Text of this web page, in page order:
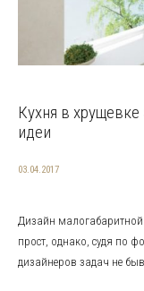
Кухня в
идеи
03.04.2017
Дизайн
прост, однако, судя по
дизайнеров задач не